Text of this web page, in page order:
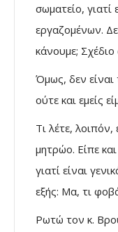
σωματείο, γιατί
εργαζομένων.
κάνουμε; Σχέδιο
Όμως, δεν είναι
ούτε και εμείς
Τι λέτε,
μητρώο. Είπε
γιατί είναι
εξής: Μα, τι
Ρωτώ τον κ.